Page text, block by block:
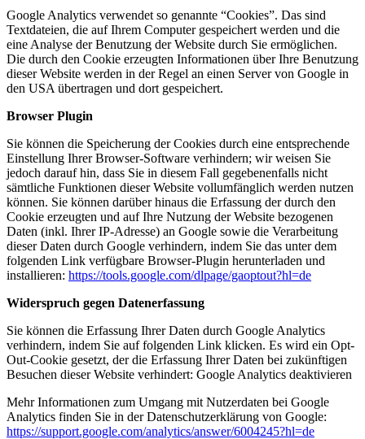
Google Analytics verwendet so genannte “Cookies”. Das sind
Textdateien, die auf Ihrem Computer gespeichert werden und die
eine Analyse der Benutzung der Website durch Sie ermöglichen.
Die durch den Cookie erzeugten Informationen über Ihre Benutzung
dieser Website werden in der Regel an einen Server von Google in
den USA übertragen und dort gespeichert.
Browser Plugin
Sie können die Speicherung der Cookies durch eine entsprechende
Einstellung Ihrer Browser-Software verhindern; wir weisen Sie
jedoch darauf hin, dass Sie in diesem Fall gegebenenfalls nicht
sämtliche Funktionen dieser Website vollumfänglich werden nutzen
können. Sie können darüber hinaus die Erfassung der durch den
Cookie erzeugten und auf Ihre Nutzung der Website bezogenen
Daten (inkl. Ihrer IP-Adresse) an Google sowie die Verarbeitung
dieser Daten durch Google verhindern, indem Sie das unter dem
folgenden Link verfügbare Browser-Plugin herunterladen und
installieren: https://tools.google.com/dlpage/gaoptout?hl=de
Widerspruch gegen Datenerfassung
Sie können die Erfassung Ihrer Daten durch Google Analytics
verhindern, indem Sie auf folgenden Link klicken. Es wird ein Opt-
Out-Cookie gesetzt, der die Erfassung Ihrer Daten bei zukünftigen
Besuchen dieser Website verhindert: Google Analytics deaktivieren
Mehr Informationen zum Umgang mit Nutzerdaten bei Google
Analytics finden Sie in der Datenschutzerklärung von Google:
https://support.google.com/analytics/answer/6004245?hl=de